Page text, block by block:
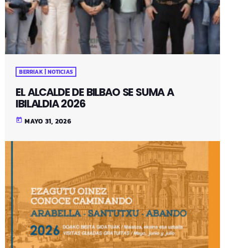
BERRIAK | NOTICIAS
EL ALCALDE DE BILBAO SE SUMA A
IBILALDIA 2026
today MAYO 31, 2026